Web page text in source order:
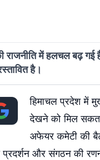
में हलचल बढ़
है।
हिमाचल प्रदेश में
देखने को मिल
अफेयर कमेटी की
और संगठन की